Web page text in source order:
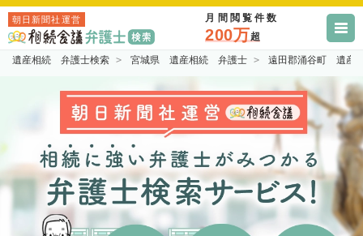
朝日新聞社運営 月間閲覧件数
200万超
遺産相続 弁護士検索 宮城県 遺産相続 弁護士 遠田郡涌谷町 遺産